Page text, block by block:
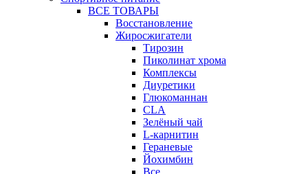
ВСЕ ТОВАРЫ
Восстановление
Жиросжигатели
Тирозин
Пиколинат хрома
Комплексы
Диуретики
Глюкоманнан
CLA
Зелёный чай
L-карнитин
Гераневые
Йохимбин
Все